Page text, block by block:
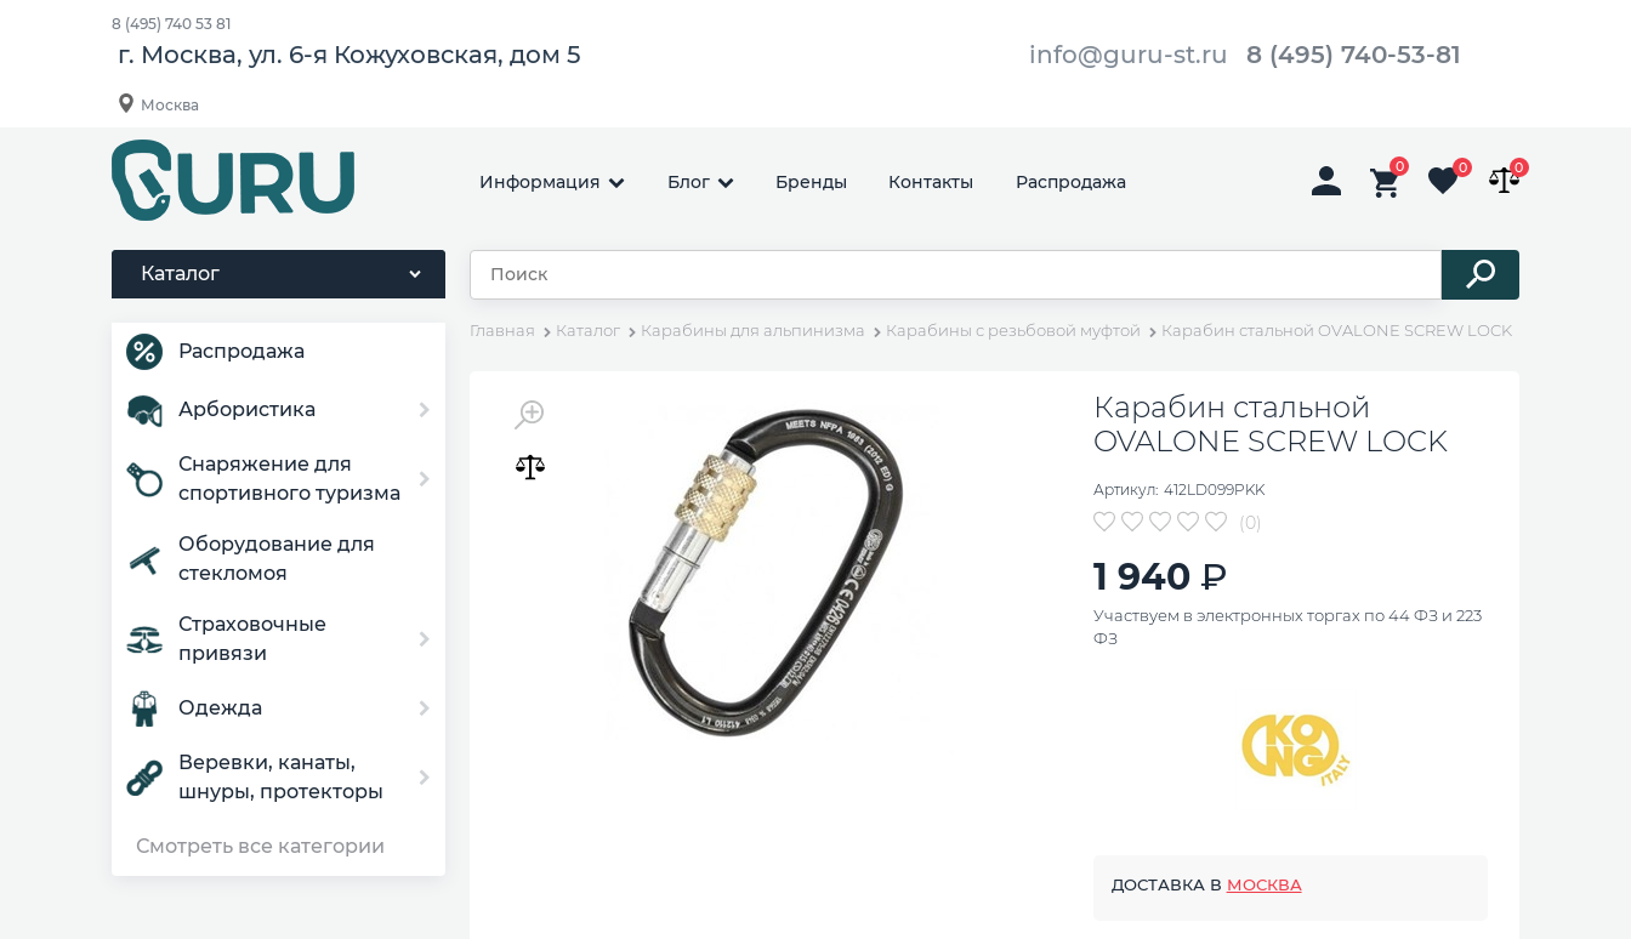
8 (495) 740 53 81
г. Москва, ул. 6-я Кожуховская, дом 5 info@guru-st.ru 8 (495) 740-53-81
Москва
Информация Блог Бренды Контакты Распродажа
0 0 0
Каталог
Распродажа
Арбористика
Снаряжение для
спортивного туризма
Оборудование для
стекломоя
Страховочные
привязи
Одежда
Веревки, канаты,
шнуры, протекторы
Смотреть все категории
Главная Каталог Карабины для альпинизма Карабины с резьбовой муфтой Карабин стальной OVALONE SCREW LOCK
Карабин стальной
OVALONE SCREW LOCK
Артикул: 412LD099PKK
(0)
1 940
Участвуем в электронных торгах по 44 ФЗ и 223
ФЗ
ДОСТАВКА В МОСКВА